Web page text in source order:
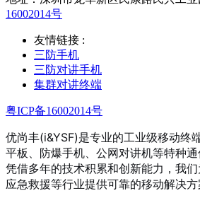
16002014号
友情链接 :
三防手机
三防对讲手机
集群对讲终端
粤ICP备16002014号
优尚丰(i&YSF)是专业的工业级移动终
平板、防爆手机、公网对讲机等特种通
凭借多年的技术积累和创新能力，我们
应急救援等行业提供可靠的移动解决方